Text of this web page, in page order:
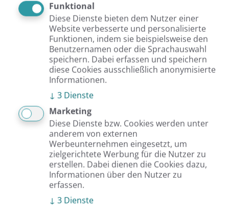
sicheres Daten-Management, die optimale
Prozessumsetzung und ein bedienungsfreundliches
Konfigurationsmanagement.
Mehr zum Produktdaten-Management
Software-Entwicklung
Individuell wie ihr Vorhaben
Funktional
Diese Dienste bieten dem Nutzer einer
Website verbesserte und personalisierte
Funktionen, indem sie beispielsweise den
Benutzernamen oder die Sprachauswahl
speichern. Dabei erfassen und speichern
diese Cookies ausschließlich anonymisierte
Informationen.
↓ 3 Dienste
Marketing
Diese Dienste bzw. Cookies werden unter
anderem von externen
Werbeunternehmen eingesetzt, um
zielgerichtete Werbung für die Nutzer zu
erstellen. Dabei dienen die Cookies dazu,
Informationen über den Nutzer zu
erfassen.
↓ 3 Dienste